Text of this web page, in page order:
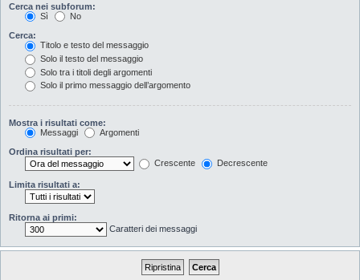
Cerca nei subforum:
Sì
No
Cerca:
Titolo e testo del messaggio
Solo il testo del messaggio
Solo tra i titoli degli argomenti
Solo il primo messaggio dell’argomento
Mostra i risultati come:
Messaggi
Argomenti
Ordina risultati per:
Crescente
Decrescente
Limita risultati a:
Ritorna ai primi:
Caratteri dei messaggi